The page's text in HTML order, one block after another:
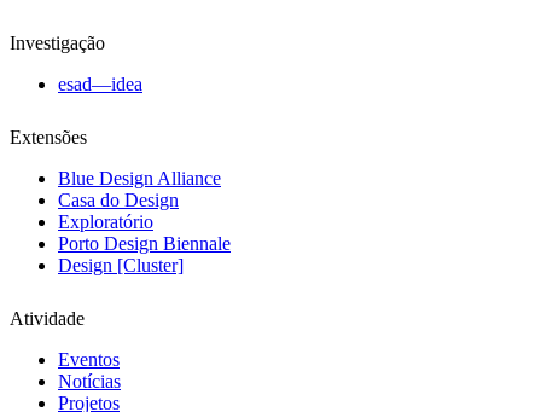
Investigação
esad—idea
Extensões
Blue Design Alliance
Casa do Design
Exploratório
Porto Design Biennale
Design [Cluster]
Atividade
Eventos
Notícias
Projetos